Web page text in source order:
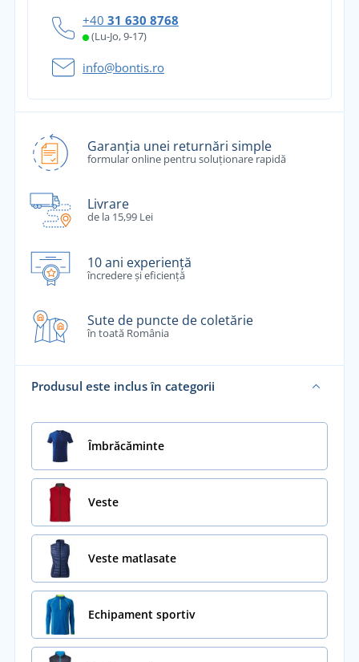
+40 31 630 8768
(Lu-Jo, 9-17)
info@bontis.ro
Garanția unei returnări simple
formular online pentru soluționare rapidă
Livrare
de la 15,99 Lei
10 ani experiență
încredere și eficiență
Sute de puncte de coletărie
în toată România
Produsul este inclus în categorii
Îmbrăcăminte
Veste
Veste matlasate
Echipament sportiv